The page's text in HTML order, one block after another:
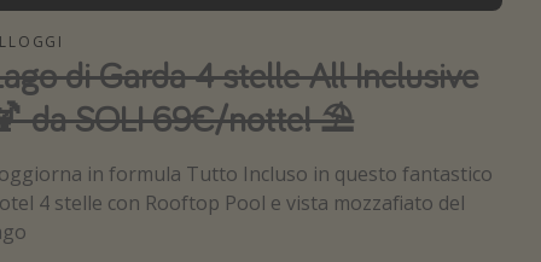
di Garda 4 stelle All Inclusive
da SOLI 69€/notte! ⛱️
in formula Tutto Incluso in questo fantastico
4 stelle con Rooftop Pool e vista mozzafiato del